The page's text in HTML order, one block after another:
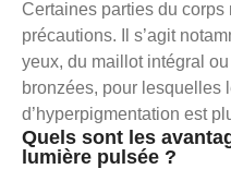
Certaines parties du
précautions. Il s’agit
yeux, du maillot intégral
bronzées, pour lesquelles
d’hyperpigmentation est
Quels sont les
lumière pulsée ?